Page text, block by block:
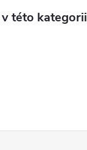
této kategorii